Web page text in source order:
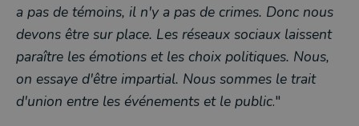
a pas de témoins, il n'y a pas de crimes. Donc nous
devons être sur place. Les réseaux sociaux laissent
paraître les émotions et les choix politiques. Nous,
on essaye d'être impartial. Nous sommes le trait
d'union entre les événements et le public."